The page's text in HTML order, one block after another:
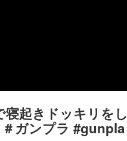
起きドッキリを
ガンプラ #gunpla